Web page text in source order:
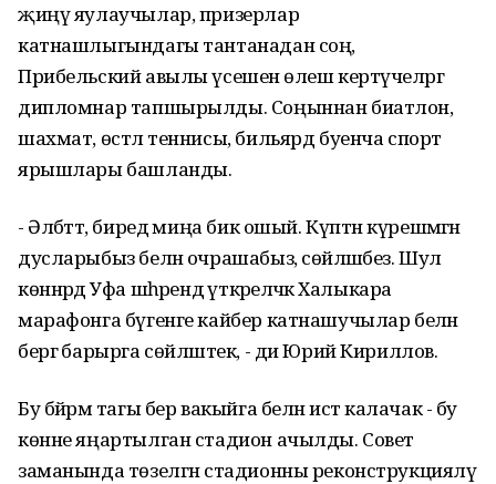
җиңү яулаучылар, призерлар
катнашлыгындагы тантанадан соң,
Прибельский авылы үсешенә өлеш кертүчеләргә
дипломнар тапшырылды. Соңыннан биатлон,
шахмат, өстәл теннисы, бильярд буенча спорт
ярышлары башланды.
- Әлбәттә, биредә миңа бик ошый. Күптән күреш­мәгән
дусларыбыз белән очрашабыз, сөйләшәбез. Шул
көннәрдә Уфа шәһәрендә үткәреләчәк Халыкара
марафонга бүгенге кайбер катнашучылар белән
бергә барырга сөйләштек, - ди Юрий Кириллов.
Бу бәйрәм тагы бер вакыйга белән истә калачак - бу
көнне яңартылган стадион ачылды. Совет
заманында төзелгән стадионны реконструкцияләү